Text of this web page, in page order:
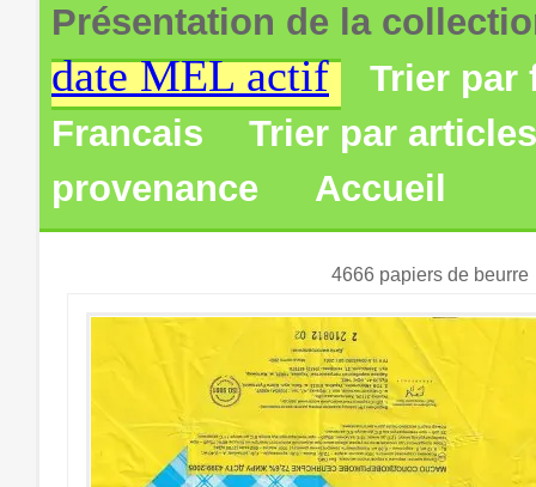
Présentation de la
date MEL actif
Trier par
Francais
Trier par
provenance
Accueil
4666 papiers de beurre